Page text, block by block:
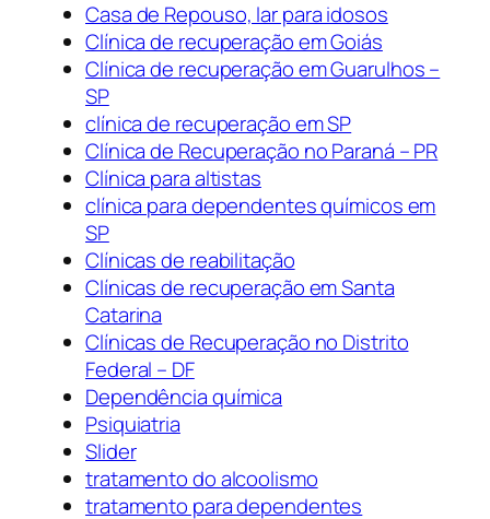
Casa de Repouso, lar para idosos
Clínica de recuperação em Goiás
Clínica de recuperação em Guarulhos –
SP
clínica de recuperação em SP
Clínica de Recuperação no Paraná – PR
Clínica para altistas
clínica para dependentes químicos em
SP
Clínicas de reabilitação
Clínicas de recuperação em Santa
Catarina
Clínicas de Recuperação no Distrito
Federal – DF
Dependência química
Psiquiatria
Slider
tratamento do alcoolismo
tratamento para dependentes